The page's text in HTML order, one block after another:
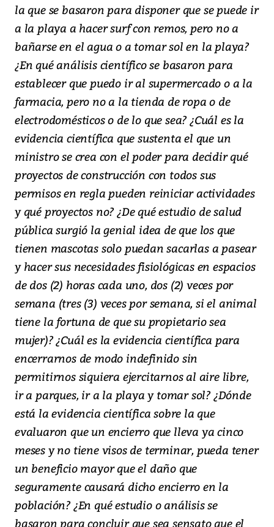
la que se basaron para disponer que se puede ir
a la playa a hacer surf con remos, pero no a
bañarse en el agua o a tomar sol en la playa?
¿En qué análisis científico se basaron para
establecer que puedo ir al supermercado o a la
farmacia, pero no a la tienda de ropa o de
electrodomésticos o de lo que sea? ¿Cuál es la
evidencia científica que sustenta el que un
ministro se crea con el poder para decidir qué
proyectos de construcción con todos sus
permisos en regla pueden reiniciar actividades
y qué proyectos no? ¿De qué estudio de salud
pública surgió la genial idea de que los que
tienen mascotas solo puedan sacarlas a pasear
y hacer sus necesidades fisiológicas en espacios
de dos (2) horas cada uno, dos (2) veces por
semana (tres (3) veces por semana, si el animal
tiene la fortuna de que su propietario sea
mujer)? ¿Cuál es la evidencia científica para
encerrarnos de modo indefinido sin
permitirnos siquiera ejercitarnos al aire libre,
ir a parques, ir a la playa y tomar sol? ¿Dónde
está la evidencia científica sobre la que
evaluaron que un encierro que lleva ya cinco
meses y no tiene visos de terminar, pueda tener
un beneficio mayor que el daño que
seguramente causará dicho encierro en la
población? ¿En qué estudio o análisis se
basaron para concluir que sea sensato que el